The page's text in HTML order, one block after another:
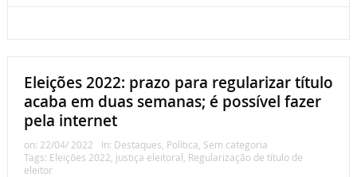
Eleições 2022: prazo para regularizar título
acaba em duas semanas; é possível fazer
pela internet
on: 22/04/ 2022 In: Destaques Política Sem categoria
Tags: Eleições 2022 justiça eleitoral Regularização de título de
eleitor